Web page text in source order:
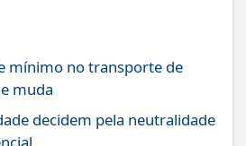
mínimo no transporte de
muda
decidem pela neutralidade